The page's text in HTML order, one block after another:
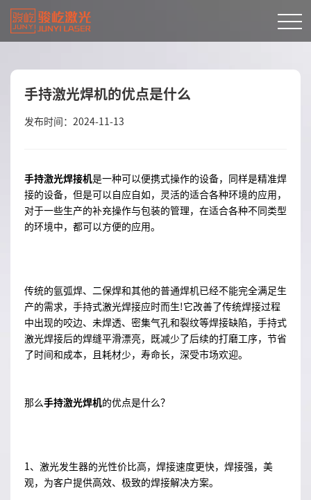
手持激光焊机的优点是什么
发布时间：2024-11-13
手持激光焊接机是一种可以便携式操作的设备，同样是精准焊
接的设备，但是可以自应自如，灵活的适合各种环境的应用，
对于一些生产的补充操作与包装的管理，在适合各种不同类型
的环境中，都可以方便的应用。
传统的氩弧焊、二保焊和其他的普通焊机已经不能完全满足生
产的需求，手持式激光焊接应时而生!它改善了传统焊接过程
中出现的咬边、未焊透、密集气孔和裂纹等焊接缺陷，手持式
激光焊接后的焊缝平滑漂亮，既减少了后续的打磨工序，节省
了时间和成本，且耗材少，寿命长，深受市场欢迎。
那么手持激光焊机的优点是什么？
1、激光发生器的光性价比高，焊接速度更快，焊接强，美
观，为客户提供高效、极致的焊接解决方案。